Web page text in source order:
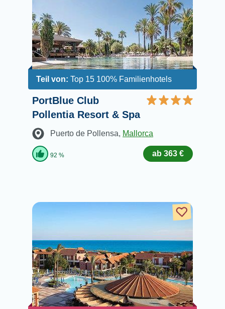
Teil von: Top 15 100% Familienhotels
PortBlue Club
Pollentia Resort & Spa
Puerto de Pollensa, Mallorca
92 % ab 363 €